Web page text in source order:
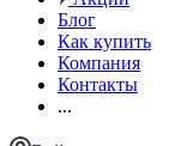
Блог
Как купить
Компания
Контакты
...